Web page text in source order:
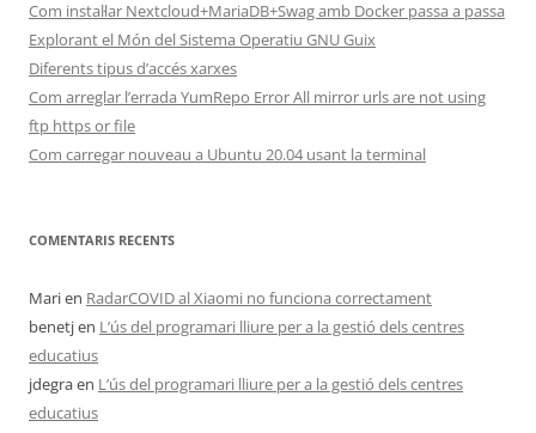
Com instal·lar Nextcloud+MariaDB+Swag amb Docker passa a passa
Explorant el Món del Sistema Operatiu GNU Guix
Diferents tipus d’accés xarxes
Com arreglar l’errada YumRepo Error All mirror urls are not using
ftp https or file
Com carregar nouveau a Ubuntu 20.04 usant la terminal
COMENTARIS RECENTS
Marien RadarCOVID al Xiaomi no funciona correctament
benetjen L’ús del programari lliure per a la gestió dels centres
educatius
jdegraen L’ús del programari lliure per a la gestió dels centres
educatius